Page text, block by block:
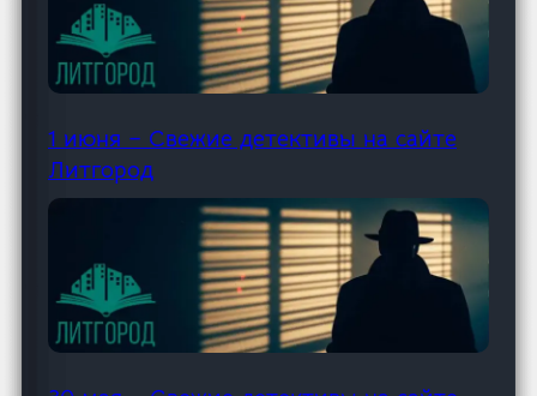
1 июня – Свежие детективы на сайте
Литгород